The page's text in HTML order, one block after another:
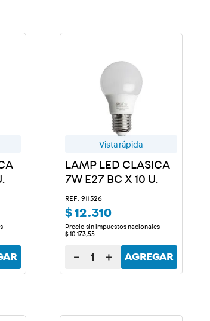
Vista rápida
LAMP LED CLASICA
7W E27 BC X 10 U.
REF: 911526
$12.310
Precio sin impuestos nacionales
$ 10 173,55
＋
－ AGREGAR